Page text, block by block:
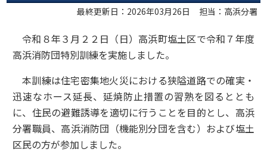
最終更新日：2026年03月26日 担当：高浜分署
令和８年３月２２日（日）高浜町塩土区で令和７年度
高浜消防団特別訓練を実施しました。
本訓練は住宅密集地火災における狭隘道路での確実・
迅速なホース延長、延焼防止措置の習熟を図るととも
に、住民の避難誘導を適切に行うことを目的とし、高浜
分署職員、高浜消防団（機能別分団を含む）および塩土
区民の方が参加しました。